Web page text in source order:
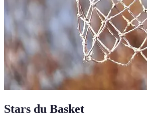
Stars du Basket